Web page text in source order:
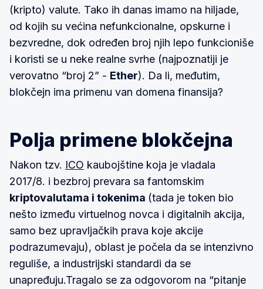
(kripto) valute. Tako ih danas imamo na hiljade,
od kojih su većina nefunkcionalne, opskurne i
bezvredne, dok određen broj njih lepo funkcioniše
i koristi se u neke realne svrhe (najpoznatiji je
verovatno “broj 2” - Ether). Da li, međutim,
blokčejn ima primenu van domena finansija?
Polja primene blokčejna
Nakon tzv. ICO kaubojštine koja je vladala
2017/8. i bezbroj prevara sa fantomskim
kriptovalutama i tokenima (tada je token bio
nešto između virtuelnog novca i digitalnih akcija,
samo bez upravljačkih prava koje akcije
podrazumevaju), oblast je počela da se intenzivno
reguliše, a industrijski standardi da se
unapređuju.Tragalo se za odgovorom na “pitanje